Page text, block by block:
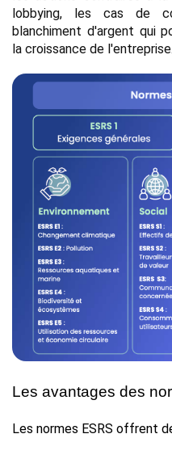
lobbying, les cas de
blanchiment d'argent qui
la croissance de l'entreprise.
Les avantages des
Les normes ESRS offrent